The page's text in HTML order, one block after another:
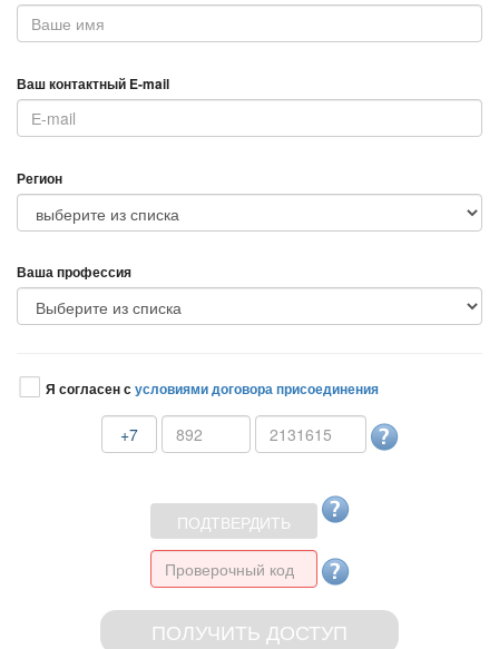
аш контактный E-mail
Регион
аша профессия
Я согласен сусловиями договора присоединения
+7